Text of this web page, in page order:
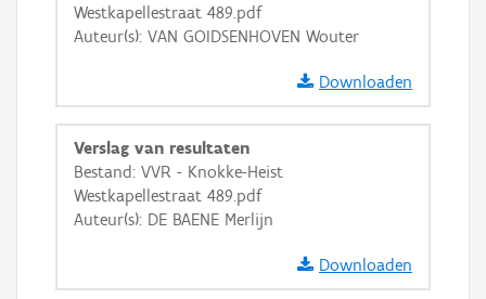
+ −
Basis Lagen
OSM-Basiskaart
GRB-Basiskaart
Westkapellestraat 489.pdf
Auteur(s): VAN GOIDSENHOVEN Wouter
Downloaden
Verslag van resultaten
Bestand: VVR - Knokke-Heist
Westkapellestraat 489.pdf
Auteur(s): DE BAENE Merlijn
Downloaden